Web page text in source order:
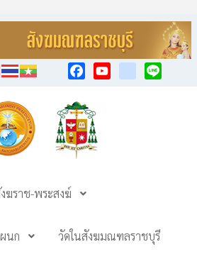
ฆราช-พระสงฆ์
นก วัดในสังฆมณฑลราชบุรี